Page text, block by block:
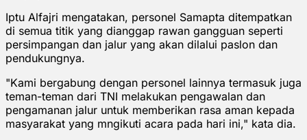
Iptu Alfajri mengatakan, personel Samapta ditempatkan
di semua titik yang dianggap rawan gangguan seperti
persimpangan dan jalur yang akan dilalui paslon dan
pendukungnya.
"Kami bergabung dengan personel lainnya termasuk juga
teman-teman dari TNI melakukan pengawalan dan
pengamanan jalur untuk memberikan rasa aman kepada
masyarakat yang mngikuti acara pada hari ini," kata dia.